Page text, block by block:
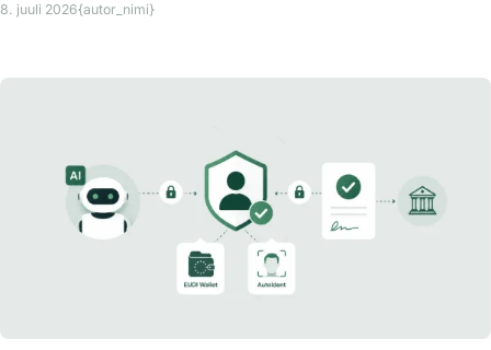
8. juuli 2026{autor_nimi}